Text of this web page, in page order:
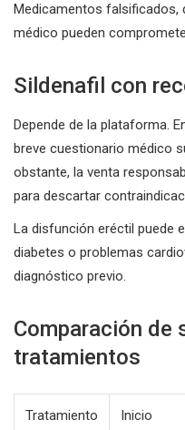
Medicamentos falsificados,
médico pueden
Sildenafil con
Depende de la plataforma.
breve cuestionario médico
obstante, la venta
para descartar
La disfunción eréctil puede
diabetes o problemas
diagnóstico previo.
Comparación
tratamientos
Tratamiento Inicio